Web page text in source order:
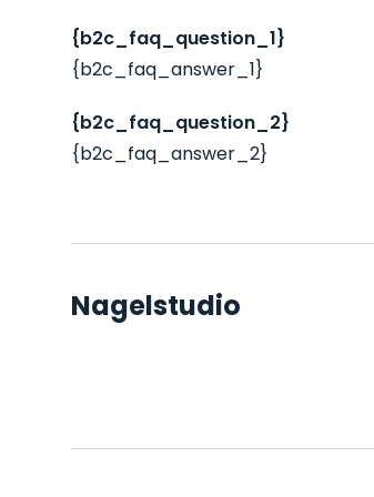
{b2c_faq_question_1}
{b2c_faq_answer_1}
{b2c_faq_question_2}
{b2c_faq_answer_2}
Nagelstudio